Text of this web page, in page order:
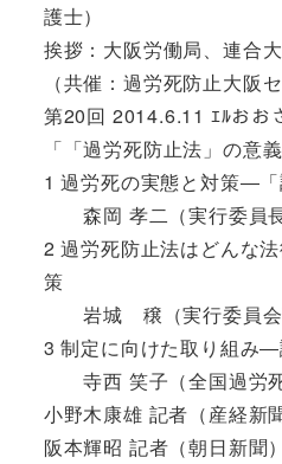
護士）
挨拶：大阪労働局、連合
（共催：過労死防止大阪
第20回 2014.6.11 ｴﾙおお
「「過労死防止法」の意
1 過労死の実態と対策―
森岡 孝二（実行委員長
2 過労死防止法はどんな
策
岩城 穣（実行委員会
3 制定に向けた取り組み
寺西 笑子（全国過労死
小野木康雄 記者（産経新聞
阪本輝昭 記者（朝日新聞）